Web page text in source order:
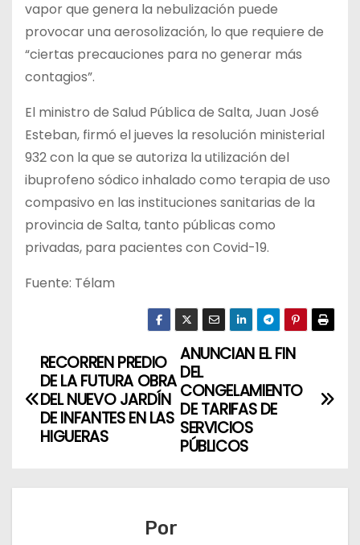
vapor que genera la nebulización puede
provocar una aerosolización, lo que requiere de
“ciertas precauciones para no generar más
contagios”.
El ministro de Salud Pública de Salta, Juan José
Esteban, firmó el jueves la resolución ministerial
932 con la que se autoriza la utilización del
ibuprofeno sódico inhalado como terapia de uso
compasivo en las instituciones sanitarias de la
provincia de Salta, tanto públicas como
privadas, para pacientes con Covid-19.
Fuente: Télam
N
a
g
ANUNCIAN EL FIN
DEL
CONGELAMIENTO
DE TARIFAS DE
SERVICIOS
PÚBLICOS
RECORREN PREDIO
DE LA FUTURA OBRA
DEL NUEVO JARDÍN
DE INFANTES EN LAS
HIGUERAS
Por